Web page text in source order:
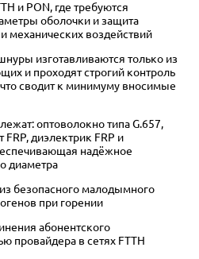
и PON, где требуются
оболочки и защита
механических воздействий
изготавливаются только из
и проходят строгий контроль
что сводит к минимуму вносимые
оптоволокно типа G.657,
диэлектрик FRP и
надёжное
диаметра
безопасного малодымного
при горении
абонентского
провайдера в сетях FTTH